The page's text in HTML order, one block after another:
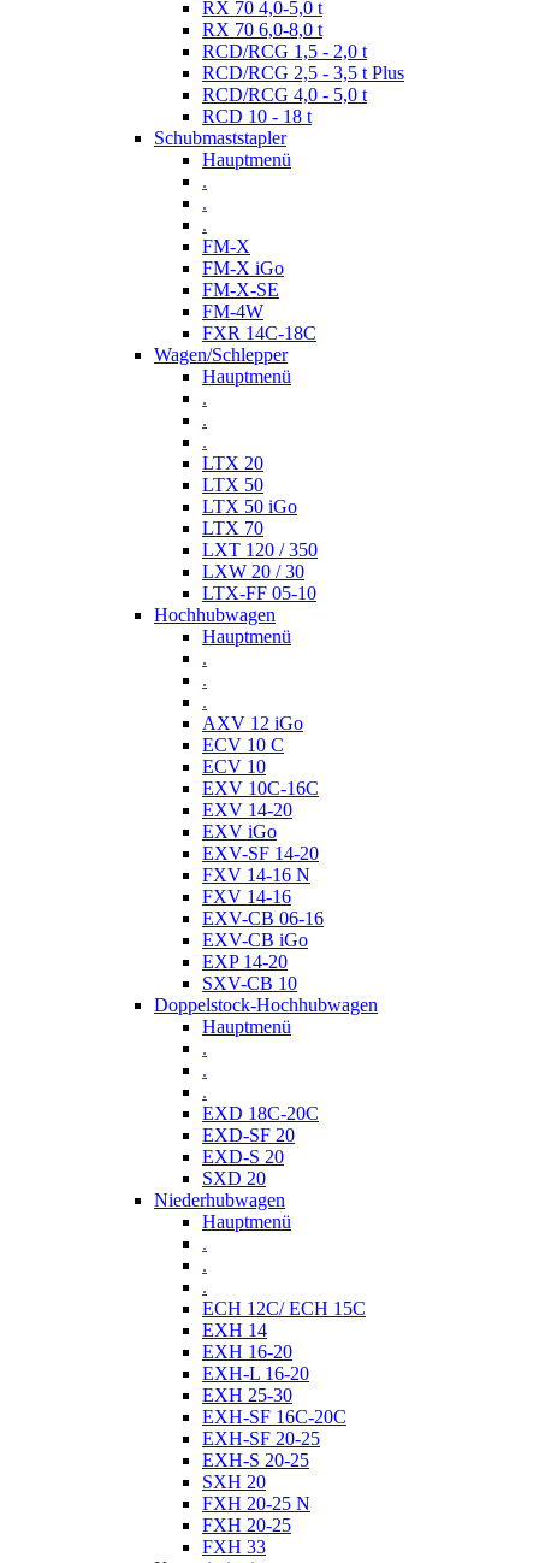
RX 70 4,0-5,0 t
RX 70 6,0-8,0 t
RCD/RCG 1,5 - 2,0 t
RCD/RCG 2,5 - 3,5 t Plus
RCD/RCG 4,0 - 5,0 t
RCD 10 - 18 t
Schubmaststapler
Hauptmenü
.
.
.
FM-X
FM-X iGo
FM-X-SE
FM-4W
FXR 14C-18C
Wagen/Schlepper
Hauptmenü
.
.
.
LTX 20
LTX 50
LTX 50 iGo
LTX 70
LXT 120 / 350
LXW 20 / 30
LTX-FF 05-10
Hochhubwagen
Hauptmenü
.
.
.
AXV 12 iGo
ECV 10 C
ECV 10
EXV 10C-16C
EXV 14-20
EXV iGo
EXV-SF 14-20
FXV 14-16 N
FXV 14-16
EXV-CB 06-16
EXV-CB iGo
EXP 14-20
SXV-CB 10
Doppelstock-Hochhubwagen
Hauptmenü
.
.
.
EXD 18C-20C
EXD-SF 20
EXD-S 20
SXD 20
Niederhubwagen
Hauptmenü
.
.
.
ECH 12C/ ECH 15C
EXH 14
EXH 16-20
EXH-L 16-20
EXH 25-30
EXH-SF 16C-20C
EXH-SF 20-25
EXH-S 20-25
SXH 20
FXH 20-25 N
FXH 20-25
FXH 33